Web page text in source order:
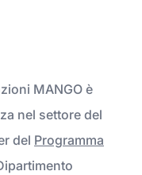
MANGO è
nel settore del
del Programma